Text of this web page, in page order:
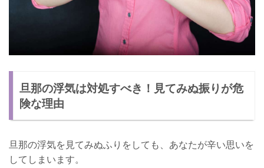
旦那の浮気は対処すべき！見てみぬ振りが危
険な理由
旦那の浮気を見てみぬふりをしても、あなたが辛い思いを
してしまいます。